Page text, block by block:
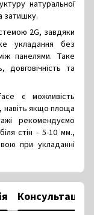
натуральної
затишку.
2G, завдяки
укладання без
панелями. Таке
довговічність та
є можливість
навіть якщо площа
рекомендуємо
стін - 5-10 мм.,
при укладанні
Консультація